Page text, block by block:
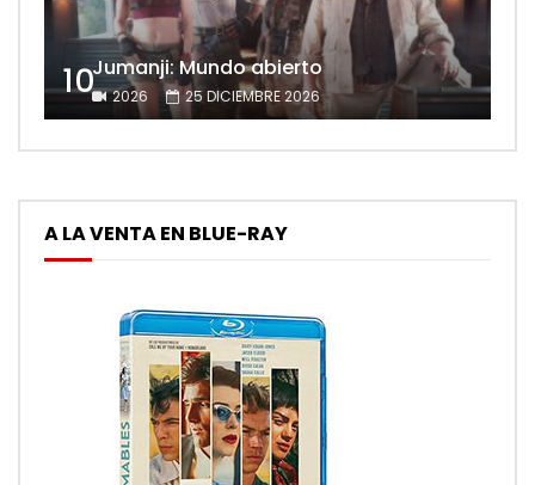
10Jumanji: Mundo abierto
2026 25 DICIEMBRE 2026
A LA VENTA EN BLUE-RAY